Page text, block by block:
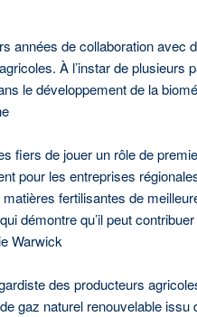
années de collaboration
À l’instar de
le développement de la
fiers de jouer un rôle de
pour les entreprises
fertilisantes de
démontre qu’il peut
Warwick
des producteurs
gaz naturel renouvelable